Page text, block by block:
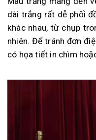
dài trắng rất dễ phối
khác nhau, từ chụp
nhiên. Để tránh đơn
có họa tiết in chìm